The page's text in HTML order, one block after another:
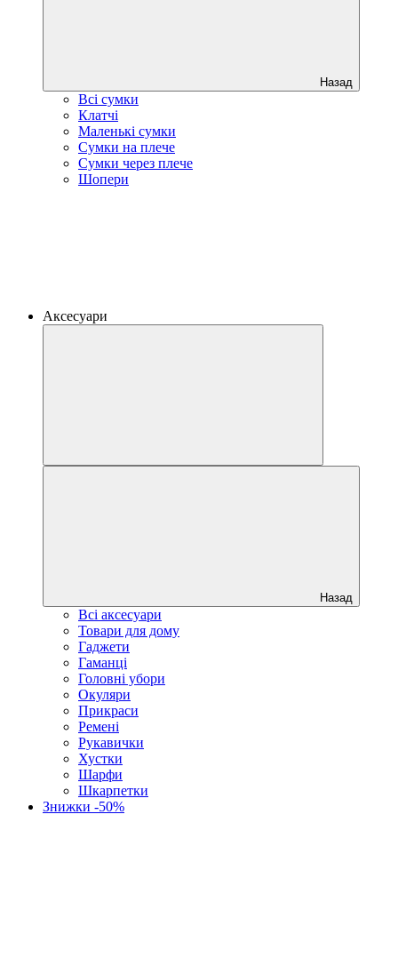
Назад
Всі сумки
Клатчі
Маленькі сумки
Сумки на плече
Сумки через плече
Шопери
Аксесуари
Назад
Всі аксесуари
Товари для дому
Гаджети
Гаманці
Головні убори
Окуляри
Прикраси
Ремені
Рукавички
Хустки
Шарфи
Шкарпетки
Знижки -50%